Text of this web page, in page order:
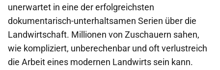
unerwartet in eine der erfolgreichsten
dokumentarisch-unterhaltsamen Serien über die
Landwirtschaft. Millionen von Zuschauern sahen,
wie kompliziert, unberechenbar und oft verlustreich
die Arbeit eines modernen Landwirts sein kann.